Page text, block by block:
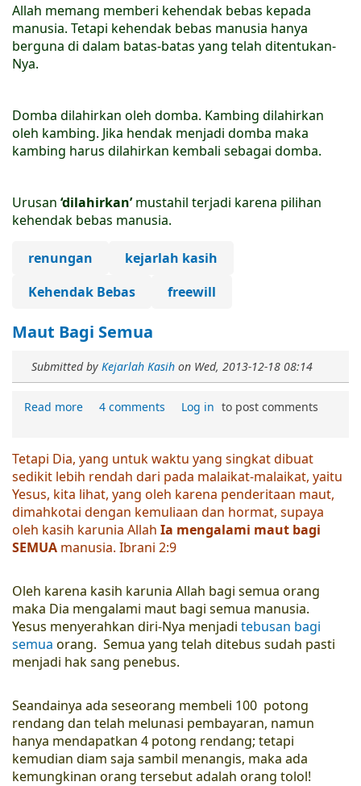
Allah memang memberi kehendak bebas kepada
manusia. Tetapi kehendak bebas manusia hanya
berguna di dalam batas-batas yang telah ditentukan-
Nya.
Domba dilahirkan oleh domba. Kambing dilahirkan
oleh kambing. Jika hendak menjadi domba maka
kambing harus dilahirkan kembali sebagai domba.
Urusan ‘dilahirkan’mustahil terjadi karena pilihan
kehendak bebas manusia.
renungan
kejarlah kasih
Kehendak Bebas
freewill
Maut Bagi Semua
Submitted by Kejarlah Kasih on Wed, 2013-12-18 08:14
Read more 4 comments Log in to post comments
Tetapi Dia, yang untuk waktu yang singkat dibuat
sedikit lebih rendah dari pada malaikat-malaikat, yaitu
Yesus, kita lihat, yang oleh karena penderitaan maut,
dimahkotai dengan kemuliaan dan hormat, supaya
oleh kasih karunia Allah Ia mengalami maut bagi
SEMUA manusia. Ibrani 2:9
Oleh karena kasih karunia Allah bagi semua orang
maka Dia mengalami maut bagi semua manusia.
Yesus menyerahkan diri-Nya menjadi tebusan bagi
semua orang. Semua yang telah ditebus sudah pasti
menjadi hak sang penebus.
Seandainya ada seseorang membeli 100 potong
rendang dan telah melunasi pembayaran, namun
hanya mendapatkan 4 potong rendang; tetapi
kemudian diam saja sambil menangis, maka ada
kemungkinan orang tersebut adalah orang tolol!